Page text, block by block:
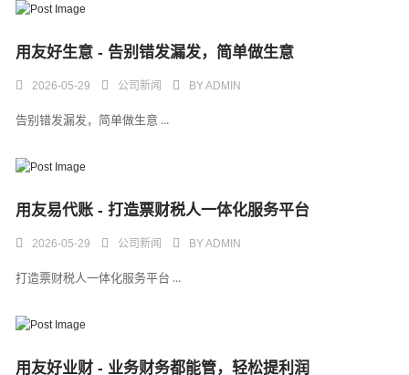
用友好生意 - 告别错发漏发，简单做生意
2026-05-29 公司新闻 BYADMIN
告别错发漏发，简单做生意 ...
用友易代账 - 打造票财税人一体化服务平台
2026-05-29 公司新闻 BYADMIN
打造票财税人一体化服务平台 ...
用友好业财 - 业务财务都能管，轻松提利润